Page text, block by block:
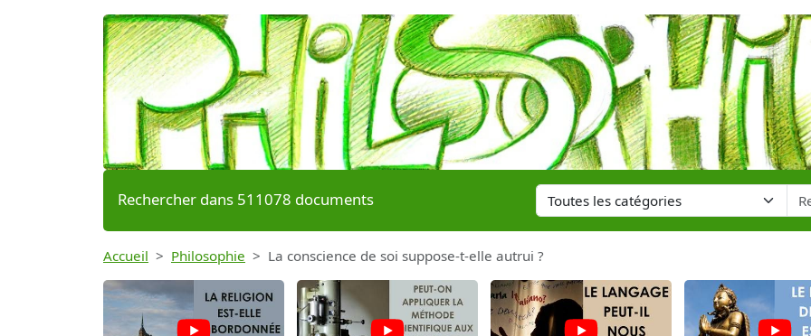
Rechercher dans 511078 documents
Accueil Philosophie La conscience de soi suppose-t-elle autrui ?